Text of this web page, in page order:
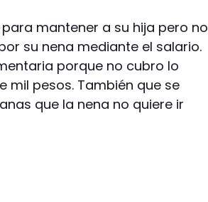
mantener a su hija pero no
su nena mediante el salario.
porque no cubro lo
mil pesos. También que se
que la nena no quiere ir